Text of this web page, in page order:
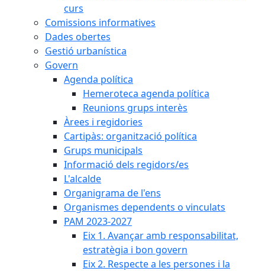
curs
Comissions informatives
Dades obertes
Gestió urbanística
Govern
Agenda política
Hemeroteca agenda política
Reunions grups interès
Àrees i regidories
Cartipàs: organització política
Grups municipals
Informació dels regidors/es
L'alcalde
Organigrama de l'ens
Organismes dependents o vinculats
PAM 2023-2027
Eix 1. Avançar amb responsabilitat,
estratègia i bon govern
Eix 2. Respecte a les persones i la